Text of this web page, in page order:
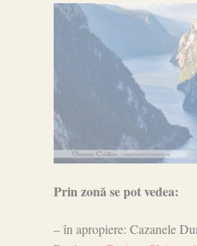
Prin zonă se pot vedea:
– în apropiere: Cazanele